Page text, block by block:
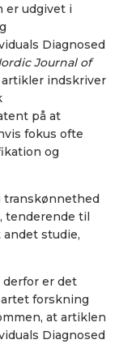
er udgivet i
Diagnosed
Journal of
artikler indskriver
på at
fokus ofte
og
transkønnethed
tenderende til
studie,
er det
forskning
at artiklen
Diagnosed